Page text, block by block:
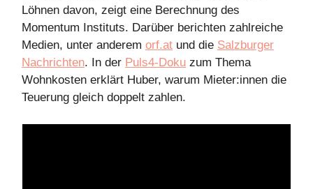
Löhnen davon, zeigt eine Berechnung des
Momentum Instituts. Darüber berichten zahlreiche
Medien, unter anderem orf.at und die Salzburger
Nachrichten. In der Puls4-Doku zum Thema
Wohnkosten erklärt Huber, warum Mieter:innen die
Teuerung gleich doppelt zahlen.